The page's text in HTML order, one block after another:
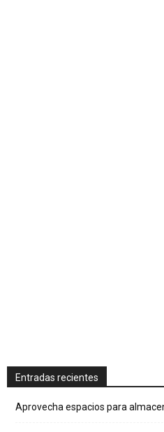
Entradas recientes
Aprovecha espacios para